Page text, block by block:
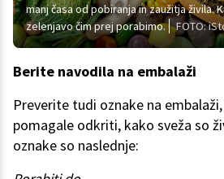
manj časa od pobiranja in zaužitja živila.
zelenjavo čim prej porabimo.
FOTO:
Berite navodila na embalaži
Preverite tudi oznake na
pomagale odkriti, kako sveža so
oznake so naslednje: